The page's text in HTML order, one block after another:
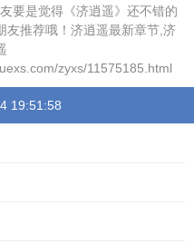
要是觉得《济逍遥》还不错的
友推荐哦！济逍遥最新章节,济
zyxs/11575185.html
19:51:58